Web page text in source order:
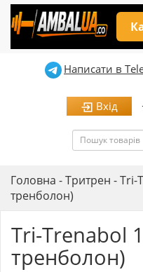
Написати в
Вхід
Головна -Тритрен -Tri-
тренболон)
Tri-Trenabol
тренболон)